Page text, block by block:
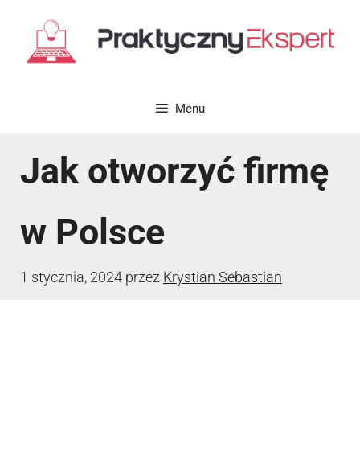
Menu
Jak otworzyć firmę
w Polsce
1 stycznia, 2024 przez Krystian Sebastian